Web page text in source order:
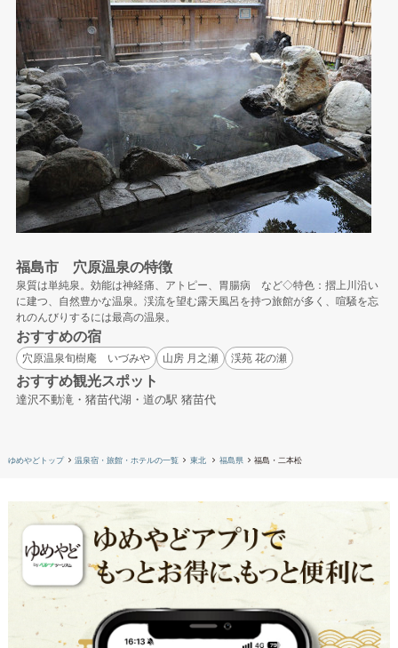
福島市 穴原温泉の特徴
泉質は単純泉。効能は神経痛、アトピー、胃腸病 など◇特色：摺上川沿い
に建つ、自然豊かな温泉。渓流を望む露天風呂を持つ旅館が多く、喧騒を忘
れのんびりするには最高の温泉。
おすすめの宿
穴原温泉旬樹庵 いづみや 山房 月之瀬 渓苑 花の瀬
おすすめ観光スポット
達沢不動滝・猪苗代湖・道の駅 猪苗代
ゆめやどトップ 温泉宿・旅館・ホテルの一覧 東北 福島県 福島・二本松